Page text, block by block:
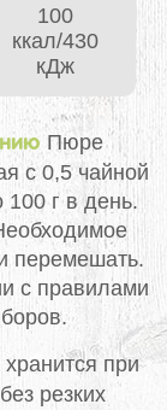
100
ккал/430
кДж
Пюре
с 0,5 чайной
100 г в день.
перемешать.
с правилами
при
резких